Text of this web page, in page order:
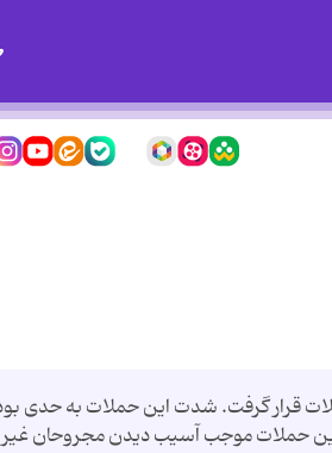
قرار گرفت. شدت این حملات به حدی
همچنین این حملات موجب آسیب دیدن مجروحان